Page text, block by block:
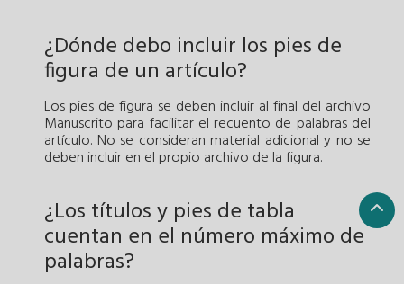
¿Dónde debo incluir los pies de
figura de un artículo?
Los pies de figura se deben incluir al final del archivo
Manuscrito para facilitar el recuento de palabras del
artículo. No se consideran material adicional y no se
deben incluir en el propio archivo de la figura.
¿Los títulos y pies de tabla
cuentan en el número máximo de
palabras?